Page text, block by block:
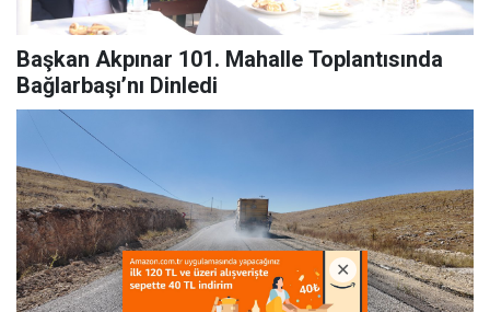
Başkan Akpınar 101. Mahalle Toplantısında
Bağlarbaşı’nı Dinledi